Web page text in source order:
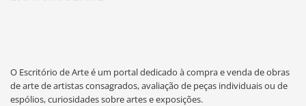
O Escritório de Arte é um portal dedicado à compra e venda de obras
de arte de artistas consagrados, avaliação de peças individuais ou de
espólios, curiosidades sobre artes e exposições.